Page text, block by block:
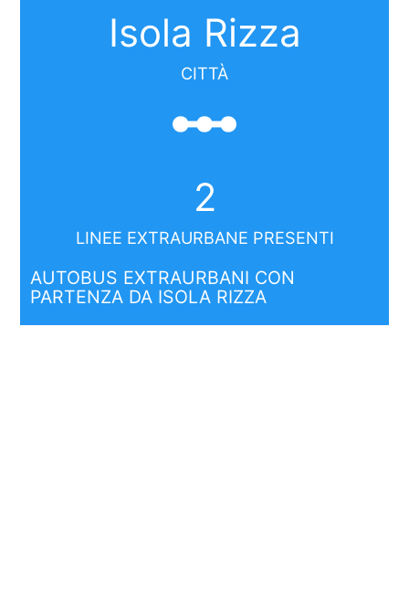
Isola Rizza
CITTÀ
linear_scale
2
LINEE EXTRAURBANE PRESENTI
AUTOBUS EXTRAURBANI CON
PARTENZA DA ISOLA RIZZA